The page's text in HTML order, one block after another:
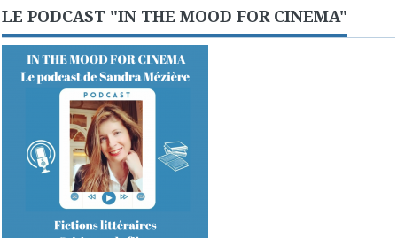
LE PODCAST "IN THE MOOD FOR CINEMA"